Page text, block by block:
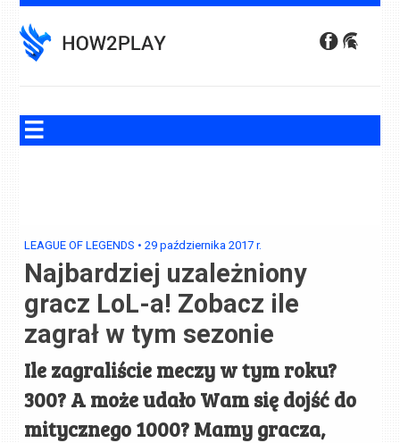
to
content
LEAGUE OF LEGENDS •29 października 2017 r.
Najbardziej uzależniony
gracz LoL-a! Zobacz ile
zagrał w tym sezonie
Ile zagraliście meczy w tym roku?
300? A może udało Wam się dojść do
mitycznego 1000? Mamy gracza,